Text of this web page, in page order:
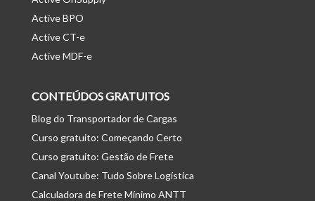
Active BPO
Active CT-e
Active MDF-e
CONTEÚDOS GRATUITOS
Blog do Transportador de Cargas
Curso gratuito: Começando Certo
Curso gratuito: Gestão de Frete
Canal Youtube: Tudo Sobre Logística
Calculadora de Frete Mínimo ANTT